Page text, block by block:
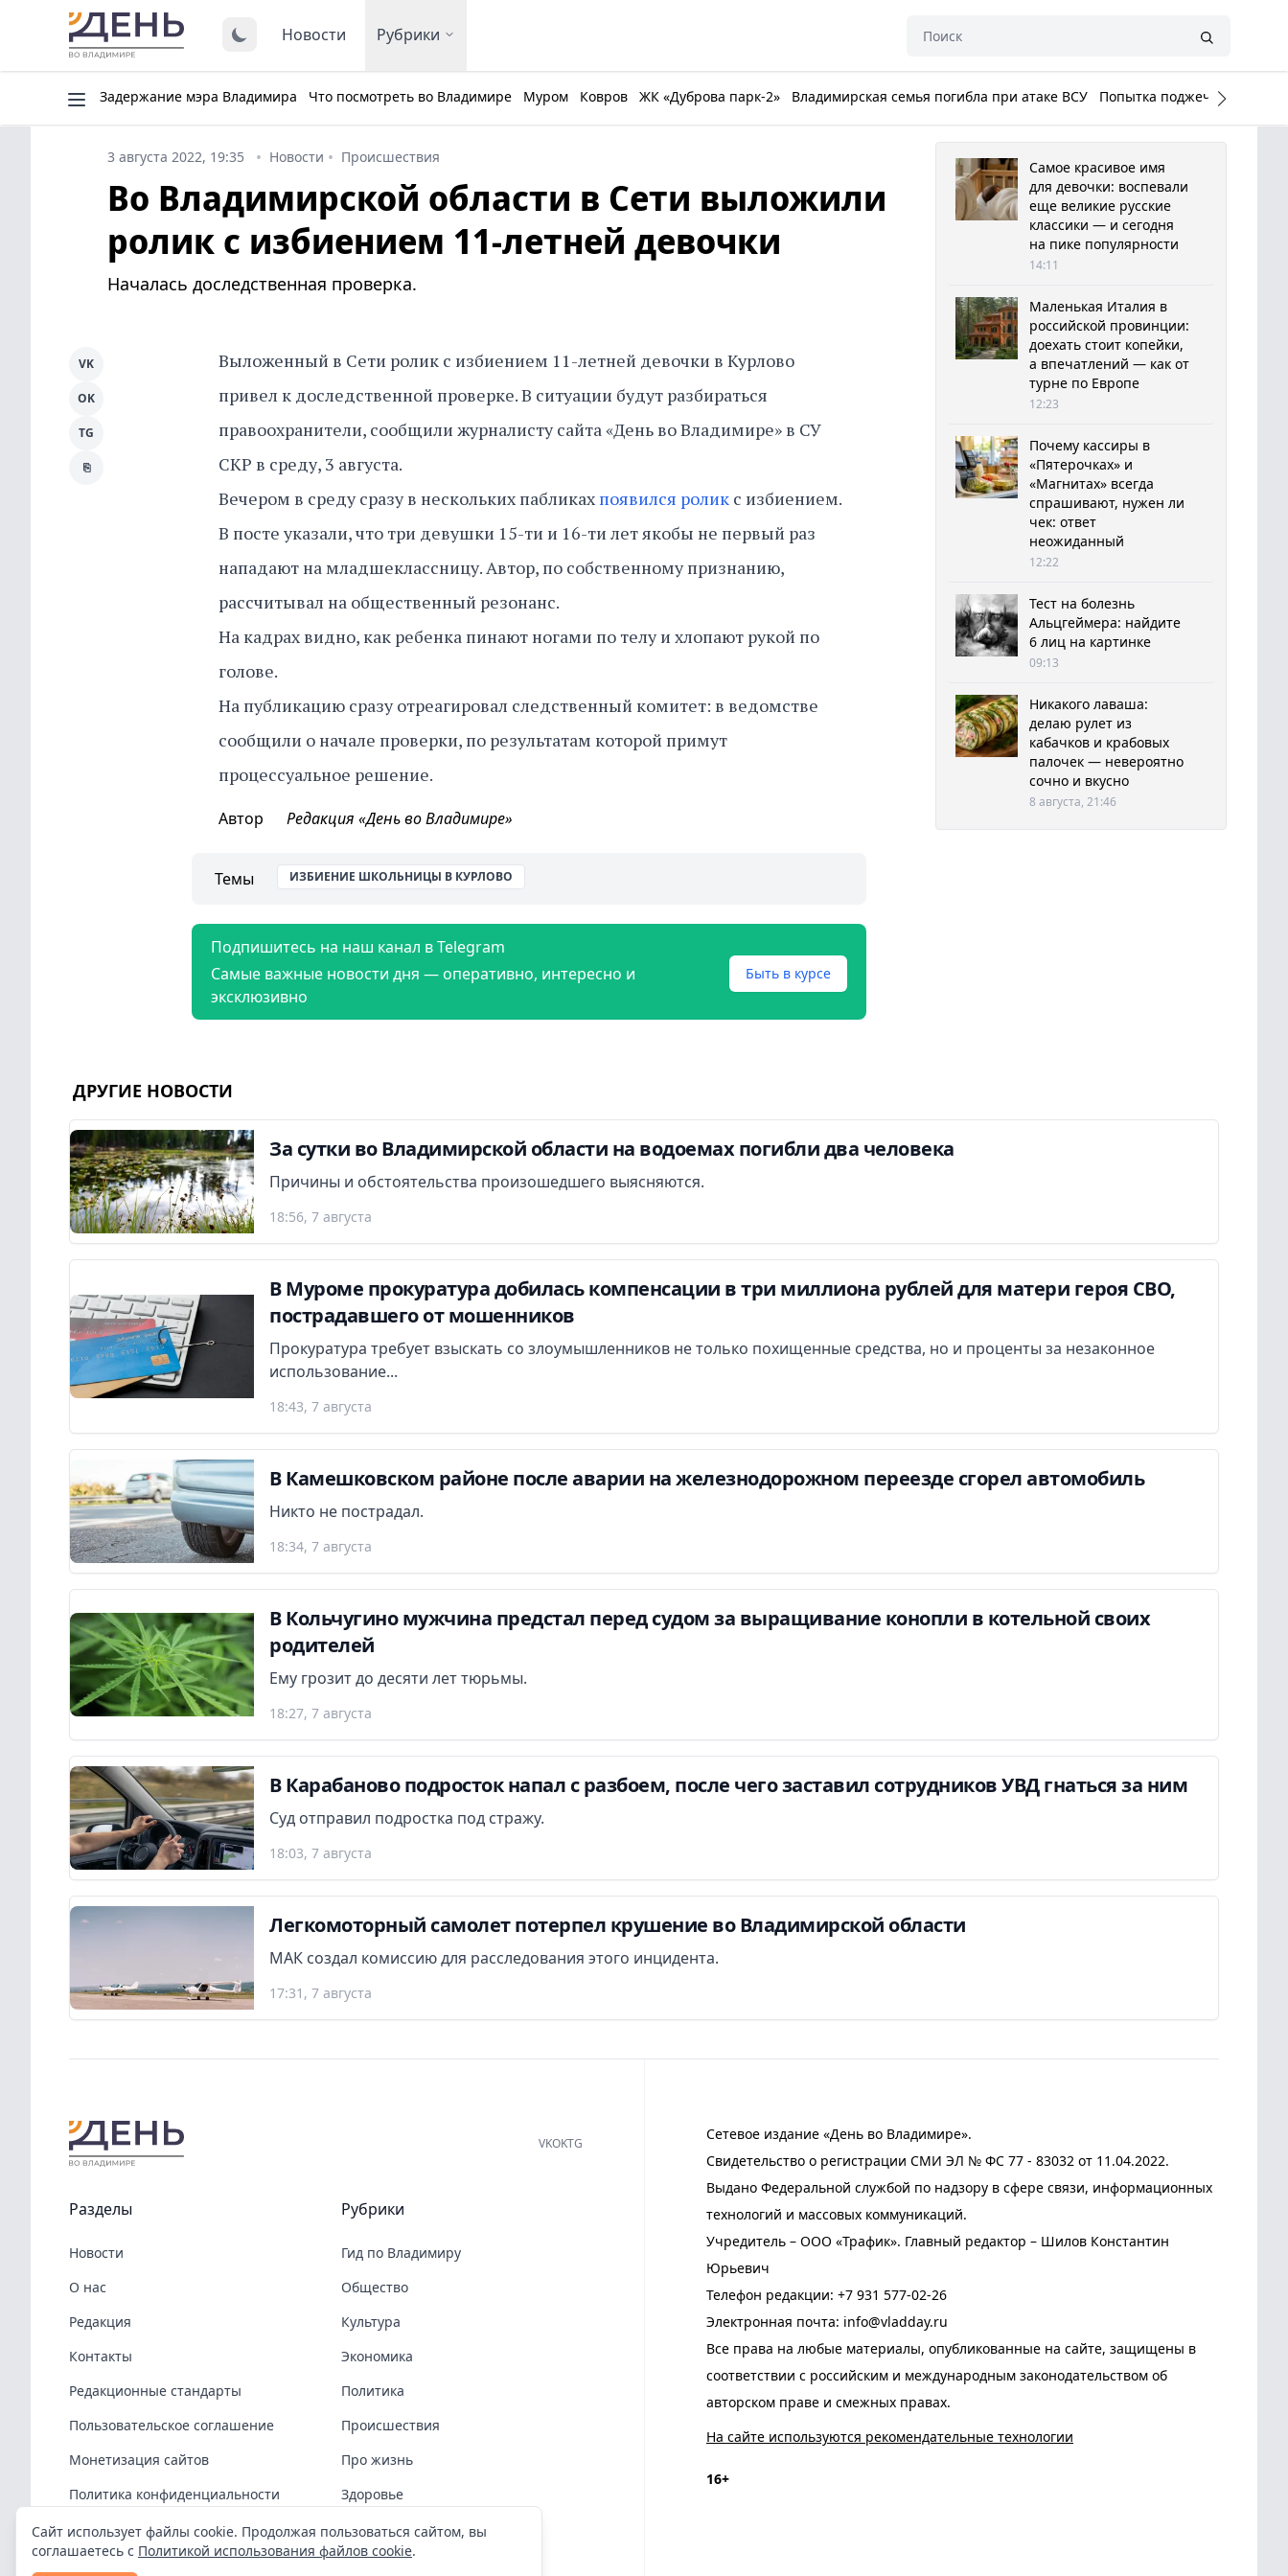
Новости Рубрики
Задержание мэра Владимира Что посмотреть во Владимире Муром Ковров ЖК «Дуброва парк-2» Владимирская семья погибла при атаке ВСУ Попытка поджечь Белый
3 августа 2022, 19:35 Новости Происшествия
Во Владимирской области в Сети выложили
ролик с избиением 11-летней девочки
Началась доследственная проверка.
Выложенный в Сети ролик с избиением 11-летней девочки в Курлово
привел к доследственной проверке. В ситуации будут разбираться
правоохранители, сообщили журналисту сайта «День во Владимире» в СУ
СКР в среду, 3 августа.
Вечером в среду сразу в нескольких пабликах появился ролик с избиением.
В посте указали, что три девушки 15-ти и 16-ти лет якобы не первый раз
нападают на младшеклассницу. Автор, по собственному признанию,
рассчитывал на общественный резонанс.
На кадрах видно, как ребенка пинают ногами по телу и хлопают рукой по
голове.
На публикацию сразу отреагировал следственный комитет: в ведомстве
сообщили о начале проверки, по результатам которой примут
процессуальное решение.
VK
OK
TG
⎘
Автор Редакция «День во Владимире»
Темы ИЗБИЕНИЕ ШКОЛЬНИЦЫ В КУРЛОВО
Подпишитесь на наш канал в Telegram
Самые важные новости дня — оперативно, интересно и
эксклюзивно
Быть в курсе
Самое красивое имя
для девочки: воспевали
еще великие русские
классики — и сегодня
на пике популярности
14:11
Маленькая Италия в
российской провинции:
доехать стоит копейки,
а впечатлений — как от
турне по Европе
12:23
Почему кассиры в
«Пятерочках» и
«Магнитах» всегда
спрашивают, нужен ли
чек: ответ
неожиданный
12:22
Тест на болезнь
Альцгеймера: найдите
6 лиц на картинке
09:13
Никакого лаваша:
делаю рулет из
кабачков и крабовых
палочек — невероятно
сочно и вкусно
8 августа, 21:46
ДРУГИЕ НОВОСТИ
За сутки во Владимирской области на водоемах погибли два человека
Причины и обстоятельства произошедшего выясняются.
18:56, 7 августа
В Муроме прокуратура добилась компенсации в три миллиона рублей для матери героя СВО,
пострадавшего от мошенников
Прокуратура требует взыскать со злоумышленников не только похищенные средства, но и проценты за незаконное
использование...
18:43, 7 августа
В Камешковском районе после аварии на железнодорожном переезде сгорел автомобиль
Никто не пострадал.
18:34, 7 августа
В Кольчугино мужчина предстал перед судом за выращивание конопли в котельной своих
родителей
Ему грозит до десяти лет тюрьмы.
18:27, 7 августа
В Карабаново подросток напал с разбоем, после чего заставил сотрудников УВД гнаться за ним
Суд отправил подростка под стражу.
18:03, 7 августа
Легкомоторный самолет потерпел крушение во Владимирской области
МАК создал комиссию для расследования этого инцидента.
17:31, 7 августа
Сетевое издание «День во Владимире».
Свидетельство о регистрации СМИ ЭЛ № ФС 77 - 83032 от 11.04.2022.
Выдано Федеральной службой по надзору в сфере связи, информационных
технологий и массовых коммуникаций.
Учредитель – ООО «Трафик». Главный редактор – Шилов Константин
Юрьевич
Телефон редакции: +7 931 577-02-26
Электронная почта: info@vladday.ru
Все права на любые материалы, опубликованные на сайте, защищены в
соответствии с российским и международным законодательством об
авторском праве и смежных правах.
На сайте используются рекомендательные технологии
16+
VKOKTG
Разделы
Новости
О нас
Редакция
Контакты
Редакционные стандарты
Пользовательское соглашение
Монетизация сайтов
Политика конфиденциальности
Политика cookies
Рубрики
Гид по Владимиру
Общество
Культура
Экономика
Политика
Происшествия
Про жизнь
Здоровье
COVID-19
Спорт
Сайт использует файлы cookie. Продолжая пользоваться сайтом, вы
соглашаетесь с Политикой использования файлов cookie.